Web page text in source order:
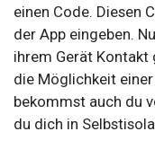
einen Code. Diesen
der App eingeben.
ihrem Gerät Kontakt
die Möglichkeit
bekommst auch du
du dich in